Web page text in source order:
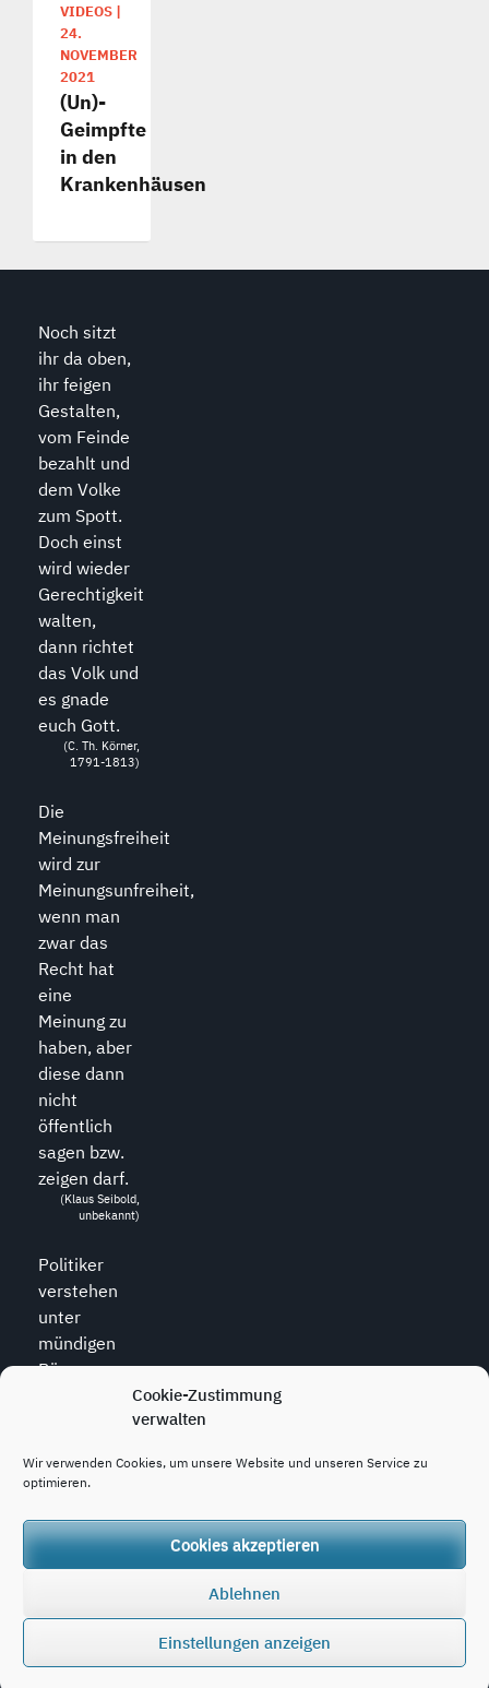
Cookie-Zustimmung
verwalten
Wir verwenden Cookies, um unsere Website und unseren Service zu
optimieren.
Cookies akzeptieren
Ablehnen
Einstellungen anzeigen
VIDEOS |
24.
NOVEMBER
2021
(Un)-
Geimpfte
in den
Krankenhäusen
Noch sitzt
ihr da oben,
ihr feigen
Gestalten,
vom Feinde
bezahlt und
dem Volke
zum Spott.
Doch einst
wird wieder
Gerechtigkeit
walten,
dann richtet
das Volk und
es gnade
euch Gott.
(C. Th. Körner,
1791-1813)
Die
Meinungsfreiheit
wird zur
Meinungsunfreiheit,
wenn man
zwar das
Recht hat
eine
Meinung zu
haben, aber
diese dann
nicht
öffentlich
sagen bzw.
zeigen darf.
(Klaus Seibold,
unbekannt)
Politiker
verstehen
unter
mündigen
Bürgern
halten.
dt. Journalist)